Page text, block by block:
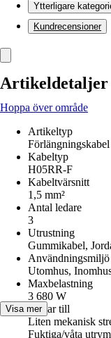
Ytterligare
Kundrecensioner
Artikeldetaljer
Hoppa över område
Artikeltyp
Förlängningskabel
Kabeltyp
H05RR-F
Kabeltvärsnitt
1,5 mm²
Antal ledare
3
Utrustning
Gummikabel,
Användningsmiljö
Utomhus,
Maxbelastning
3 680 W
Passar till
Liten mekanisk
Fuktiga/våta
Visa mer